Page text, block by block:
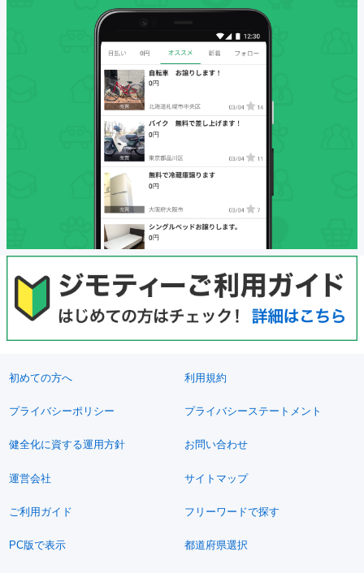
初めての方へ 利用規約
プライバシーポリシー プライバシーステートメント
健全化に資する運用方針 お問い合わせ
運営会社 サイトマップ
ご利用ガイド フリーワードで探す
PC版で表示 都道府県選択